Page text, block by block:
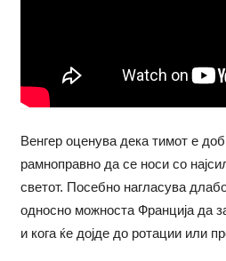
Венгер оценува дека тимот е
рамноправно да се носи со
светот. Посебно нагласува
односно можноста Франција да
и кога ќе дојде до ротации или